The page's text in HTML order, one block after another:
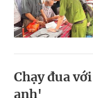
Chạy đua
anh'